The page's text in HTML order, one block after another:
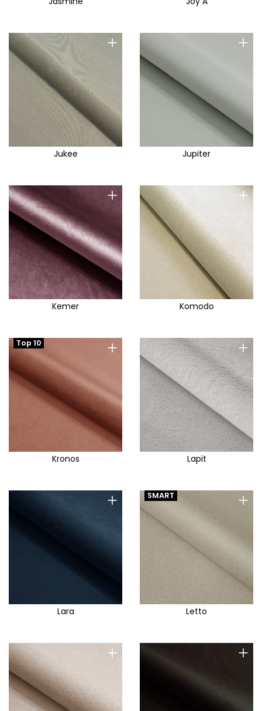
+
Jukee
+
Jupiter
+
Kemer
+
Komodo
+
Top 10
Kronos
+
Lapit
+
Lara
+
SMART
Letto
+ +